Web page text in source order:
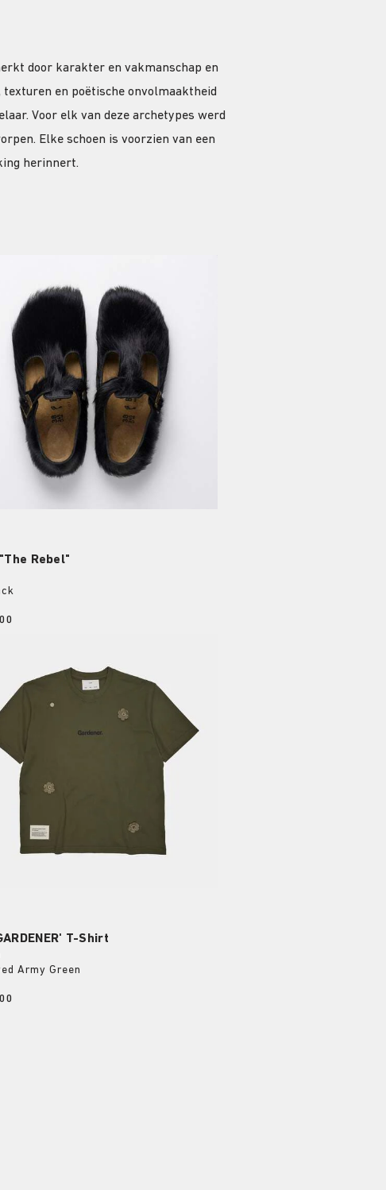
door karakter en vakmanschap en
en poëtische onvolmaaktheid
Voor elk van deze archetypes werd
Elke schoen is voorzien van een
herinnert.
Rebel"
T-Shirt
Army Green